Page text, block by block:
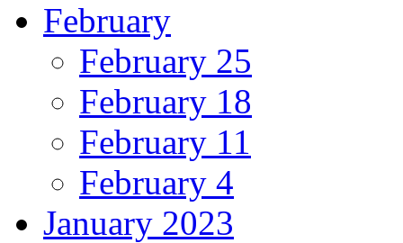
February
February 25
February 18
February 11
February 4
January 2023